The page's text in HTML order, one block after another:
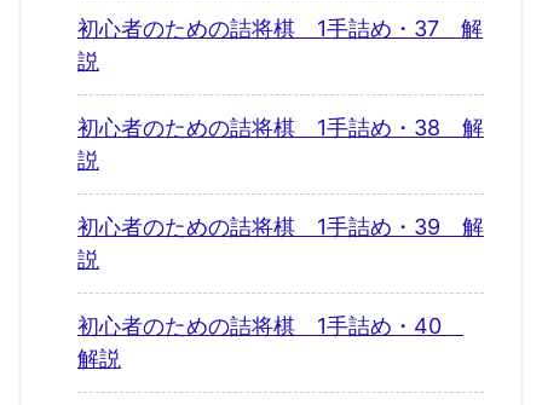
初心者のための詰将棋 1手詰め・37 解
説
初心者のための詰将棋 1手詰め・38 解
説
初心者のための詰将棋 1手詰め・39 解
説
初心者のための詰将棋 1手詰め・40
解説